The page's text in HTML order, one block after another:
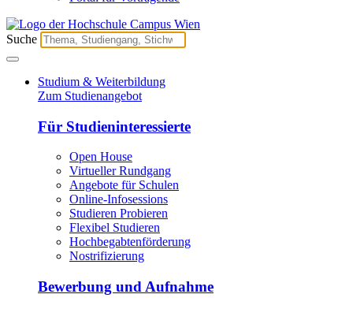
Suche
Studium & Weiterbildung
Zum Studienangebot
Für Studieninteressierte
Open House
Virtueller Rundgang
Angebote für Schulen
Online-Infosessions
Studieren Probieren
Flexibel Studieren
Hochbegabtenförderung
Nostrifizierung
Bewerbung und Aufnahme